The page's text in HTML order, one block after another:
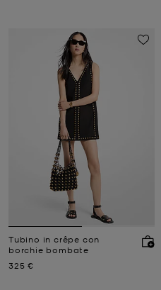
Tubino in crêpe con
borchie bombate
Prezzo attuale
325 €